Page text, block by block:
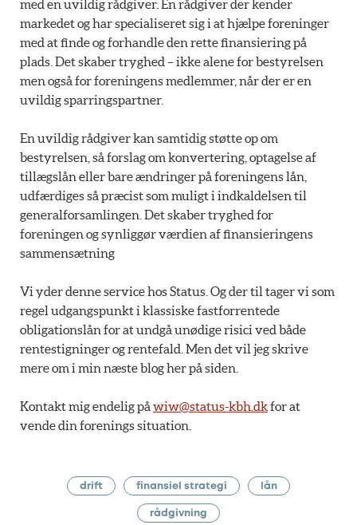
med en uvildig rådgiver. En rådgiver der kender
markedet og har specialiseret sig i at hjælpe foreninger
med at finde og forhandle den rette finansiering på
plads. Det skaber tryghed – ikke alene for bestyrelsen
men også for foreningens medlemmer, når der er en
uvildig sparringspartner.
En uvildig rådgiver kan samtidig støtte op om
bestyrelsen, så forslag om konvertering, optagelse af
tillægslån eller bare ændringer på foreningens lån,
udfærdiges så præcist som muligt i indkaldelsen til
generalforsamlingen. Det skaber tryghed for
foreningen og synliggør værdien af finansieringens
sammensætning
Vi yder denne service hos Status. Og der til tager vi som
regel udgangspunkt i klassiske fastforrentede
obligationslån for at undgå unødige risici ved både
rentestigninger og rentefald. Men det vil jeg skrive
mere om i min næste blog her på siden.
Kontakt mig endelig på wiw@status-kbh.dkfor at
vende din forenings situation.
drift finansiel strategi lån
rådgivning